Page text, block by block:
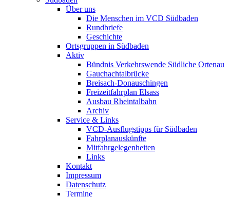
Über uns
Die Menschen im VCD Südbaden
Rundbriefe
Geschichte
Ortsgruppen in Südbaden
Aktiv
Bündnis Verkehrswende Südliche Ortenau
Gauchachtalbrücke
Breisach-Donauschingen
Freizeitfahrplan Elsass
Ausbau Rheintalbahn
Archiv
Service & Links
VCD-Ausflugstipps für Südbaden
Fahrplanauskünfte
Mitfahrgelegenheiten
Links
Kontakt
Impressum
Datenschutz
Termine